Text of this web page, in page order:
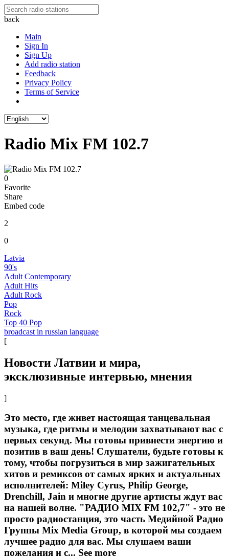
back
Main
Sign In
Sign Up
Add radio station
Feedback
Privacy Policy
Terms of Service
Radio Mix FM 102.7
0
Favorite
Share
Embed code
2
0
Latvia
90's
Adult Contemporary
Adult Hits
Adult Rock
Pop
Rock
Top 40 Pop
broadcast in russian language
[
Новости Латвии и мира,
эксклюзивные интервью, мнения
]
Это место, где живет настоящая танцевальная
музыка, где ритмы и мелодии захватывают вас с
первых секунд. Мы готовы привнести энергию и
позитив в ваш день! Слушатели, будьте готовы к
тому, чтобы погрузиться в мир зажигательных
хитов и ремиксов от самых ярких и актуальных
исполнителей: Miley Cyrus, Philip George,
Drenchill, Jain и многие другие артисты ждут вас
на нашей волне. "РАДИО MIX FM 102,7" - это не
просто радиостанция, это часть Медийной Радио
Группы Mix Media Group, в которой мы создаем
лучшее радио для вас. Мы слушаем ваши
пожелания и с... See more